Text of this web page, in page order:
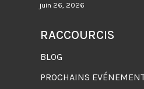
juin 26, 2026
RACCOURCIS
BLOG
PROCHAINS